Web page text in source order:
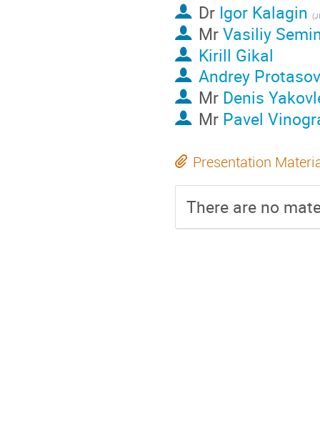
Dr Igor Kalagin
MrVasiliy
Kirill Gikal
Andrey Protasov
Mr Denis
Mr Pavel
Presentation
There are no